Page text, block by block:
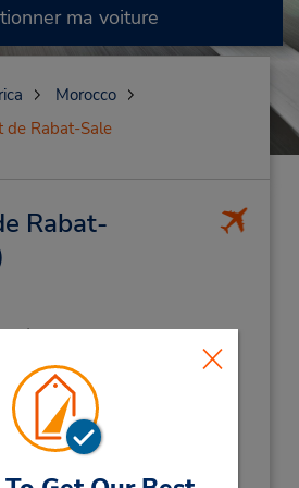
ma voiture
Morocco
de Rabat-Sale
Rabat-
: